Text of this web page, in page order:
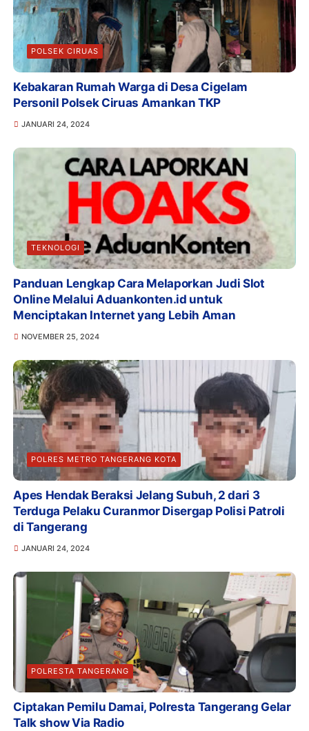
POLSEK CIRUAS
Kebakaran Rumah Warga di Desa Cigelam
Personil Polsek Ciruas Amankan TKP
JANUARI 24, 2024
TEKNOLOGI
Panduan Lengkap Cara Melaporkan Judi Slot
Online Melalui Aduankonten.id untuk
Menciptakan Internet yang Lebih Aman
NOVEMBER 25, 2024
POLRES METRO TANGERANG KOTA
Apes Hendak Beraksi Jelang Subuh, 2 dari 3
Terduga Pelaku Curanmor Disergap Polisi Patroli
di Tangerang
JANUARI 24, 2024
POLRESTA TANGERANG
Ciptakan Pemilu Damai, Polresta Tangerang Gelar
Talk show Via Radio